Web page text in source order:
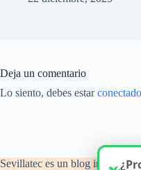
Deja un comentario
Lo siento, debes estarconectado
Sevillatec es un blog